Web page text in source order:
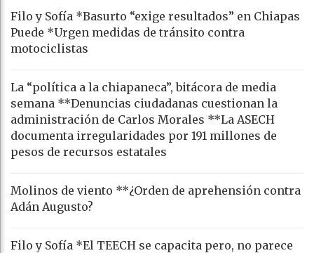
Filo y Sofía *Basurto “exige resultados” en Chiapas
Puede *Urgen medidas de tránsito contra
motociclistas
La “política a la chiapaneca”, bitácora de media
semana **Denuncias ciudadanas cuestionan la
administración de Carlos Morales **La ASECH
documenta irregularidades por 191 millones de
pesos de recursos estatales
Molinos de viento **¿Orden de aprehensión contra
Adán Augusto?
Filo y Sofía *El TEECH se capacita pero, no parece